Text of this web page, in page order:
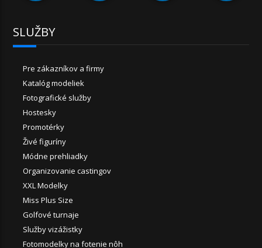
SLUŽBY
Pre zákazníkov a firmy
Katalóg modeliek
Fotografické služby
Hostesky
Promotérky
Živé figuríny
Módne prehliadky
Organizovanie castingov
XXL Modelky
Miss Plus Size
Golfové turnaje
Služby vizážistky
Fotomodelky na fotenie nôh